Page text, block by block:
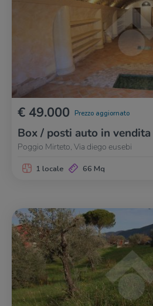
€ 49.000 Prezzo aggiornato
Box / posti auto in vendita
Poggio Mirteto, Via diego eusebi
1 locale 66 Mq